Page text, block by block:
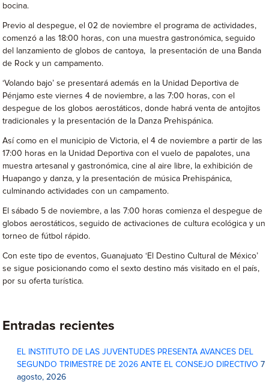
bocina.
Previo al despegue, el 02 de noviembre el programa de actividades,
comenzó a las 18:00 horas, con una muestra gastronómica, seguido
del lanzamiento de globos de cantoya, la presentación de una Banda
de Rock y un campamento.
‘Volando bajo’ se presentará además en la Unidad Deportiva de
Pénjamo este viernes 4 de noviembre, a las 7:00 horas, con el
despegue de los globos aerostáticos, donde habrá venta de antojitos
tradicionales y la presentación de la Danza Prehispánica.
Así como en el municipio de Victoria, el 4 de noviembre a partir de las
17:00 horas en la Unidad Deportiva con el vuelo de papalotes, una
muestra artesanal y gastronómica, cine al aire libre, la exhibición de
Huapango y danza, y la presentación de música Prehispánica,
culminando actividades con un campamento.
El sábado 5 de noviembre, a las 7:00 horas comienza el despegue de
globos aerostáticos, seguido de activaciones de cultura ecológica y un
torneo de fútbol rápido.
Con este tipo de eventos, Guanajuato ‘El Destino Cultural de México’
se sigue posicionando como el sexto destino más visitado en el país,
por su oferta turística.
Entradas recientes
EL INSTITUTO DE LAS JUVENTUDES PRESENTA AVANCES DEL
SEGUNDO TRIMESTRE DE 2026 ANTE EL CONSEJO DIRECTIVO 7
agosto, 2026